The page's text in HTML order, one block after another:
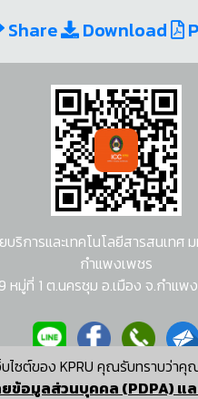
Share Download
บไซต์ของ KPRU คุณรับทราบว่าคุ
ข้อมูลส่วนบุคคล (PDPA) แ
ริการและเทคโนโลยีสารสนเทศ
กำแพงเพชร
หมู่ที่ 1 ต.นครชุม อ.เมือง จ.กำแ
ผู้พัฒนาระบบ อนุชา พวงผก